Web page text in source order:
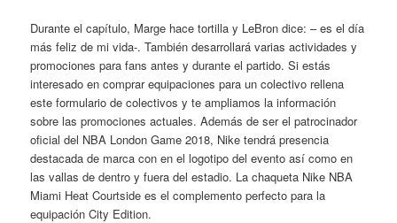
Durante el capítulo, Marge hace tortilla y LeBron dice: – es el día
más feliz de mi vida-. También desarrollará varias actividades y
promociones para fans antes y durante el partido. Si estás
interesado en comprar equipaciones para un colectivo rellena
este formulario de colectivos y te ampliamos la información
sobre las promociones actuales. Además de ser el patrocinador
oficial del NBA London Game 2018, Nike tendrá presencia
destacada de marca con en el logotipo del evento así como en
las vallas de dentro y fuera del estadio. La chaqueta Nike NBA
Miami Heat Courtside es el complemento perfecto para la
equipación City Edition.